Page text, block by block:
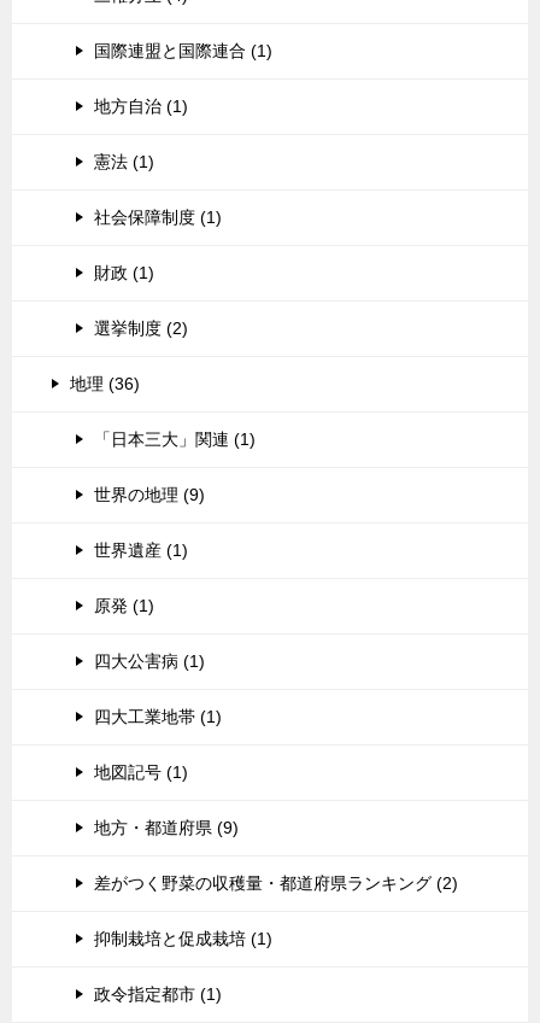
国際連盟と国際連合 (1)
地方自治 (1)
憲法 (1)
社会保障制度 (1)
財政 (1)
選挙制度 (2)
地理 (36)
「日本三大」関連 (1)
世界の地理 (9)
世界遺産 (1)
原発 (1)
四大公害病 (1)
四大工業地帯 (1)
地図記号 (1)
地方・都道府県 (9)
差がつく野菜の収穫量・都道府県ランキング (2)
抑制栽培と促成栽培 (1)
政令指定都市 (1)